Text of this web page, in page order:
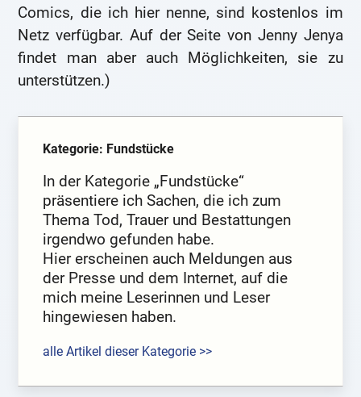
Comics, die ich hier nenne, sind kostenlos im
Netz verfügbar. Auf der Seite von Jenny Jenya
findet man aber auch Möglichkeiten, sie zu
unterstützen.)
Kategorie: Fundstücke
In der Kategorie „Fundstücke“
präsentiere ich Sachen, die ich zum
Thema Tod, Trauer und Bestattungen
irgendwo gefunden habe.
Hier erscheinen auch Meldungen aus
der Presse und dem Internet, auf die
mich meine Leserinnen und Leser
hingewiesen haben.
alle Artikel dieser Kategorie >>